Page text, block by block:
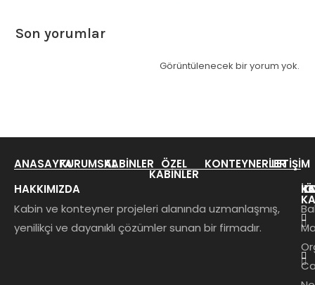
Son yorumlar
Görüntülenecek bir yorum yok.
ANASAYFAKURUMSALKABINLER ÖZEL
KABINLER
KONTEYNERLERİLETIŞIM
HAKKIMIZDA
Kabin ve konteyner projeleri alanında uzmanlaşmış,
yenilikçi ve dayanıklı çözümler sunan bir firmadır.